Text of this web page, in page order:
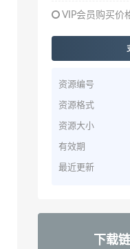
VIP会员购买价
资源编号
资源格式
资源大小
有效期
最近更新
下载